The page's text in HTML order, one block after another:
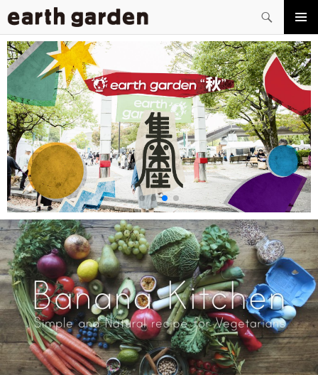
索
メイン
メニュ
ー
コ
ン
テ
ン
へ
ス
キ
ッ
プ